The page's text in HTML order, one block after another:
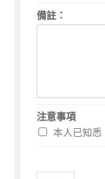
備註：
注意事項
本人已知悉